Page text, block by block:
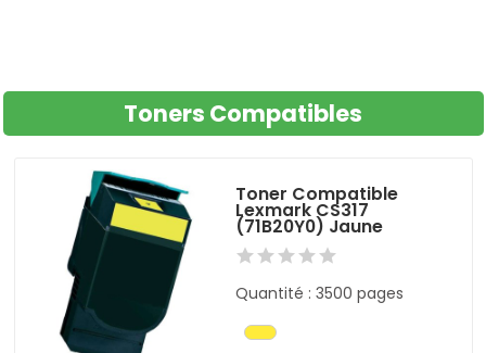
Toners Compatibles
Toner Compatible
Lexmark CS317
(71B20Y0) Jaune
Quantité : 3500 pages